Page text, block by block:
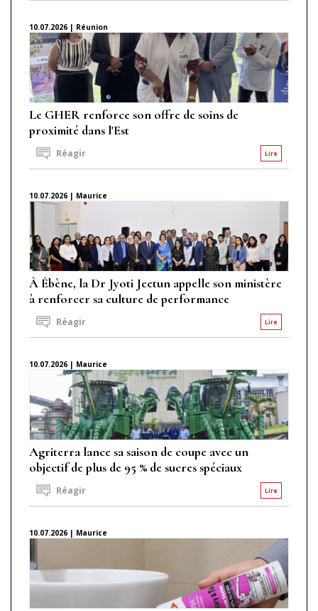
10.07.2026 | Réunion
Le GHER renforce son offre de soins de
proximité dans l'Est
Lire
Réagir
10.07.2026 | Maurice
À Ébène, la Dr Jyoti Jeetun appelle son ministère
à renforcer sa culture de performance
Lire
Réagir
10.07.2026 | Maurice
Agriterra lance sa saison de coupe avec un
objectif de plus de 95 % de sucres spéciaux
Lire
Réagir
10.07.2026 | Maurice